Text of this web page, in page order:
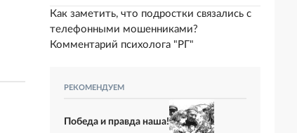
Как заметить, что подростки связались с
телефонными мошенниками?
Комментарий психолога "РГ"
РЕКОМЕНДУЕМ
Победа и правда наша!